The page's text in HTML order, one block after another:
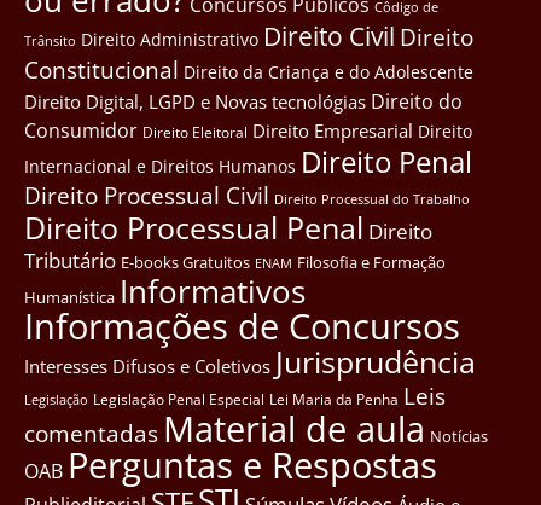
Côdigo de
Trânsito Direito Administrativo Direito Civil Direito
Constitucional Direito da Criança e do Adolescente
Direito Digital, LGPD e Novas tecnológias Direito do
Consumidor Direito Eleitoral Direito Empresarial Direito
Internacional e Direitos Humanos Direito Penal
Direito Processual Civil Direito Processual do Trabalho
Direito Processual Penal Direito
Tributário E-books Gratuitos ENAM Filosofia e Formação
Humanística Informativos
Informações de Concursos
Interesses Difusos e Coletivos Jurisprudência
Legislação Legislação Penal Especial Lei Maria da Penha Leis
comentadas Material de aula Notícias
OAB Perguntas e Respostas